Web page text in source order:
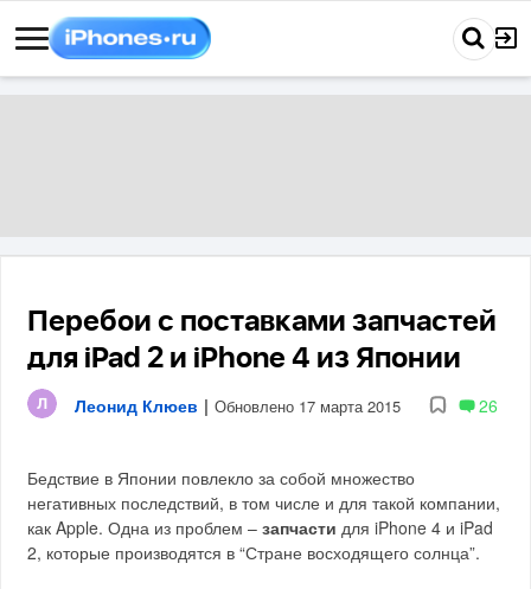
Перебои с поставками запчастей
для iPad 2 и iPhone 4 из Японии
Леонид Клюев | Обновлено 17 марта 2015 26
Бедствие в Японии повлекло за собой множество
негативных последствий, в том числе и для такой компании,
как Apple. Одна из проблем –запчасти для iPhone 4 и iPad
2, которые производятся в “Стране восходящего солнца”.